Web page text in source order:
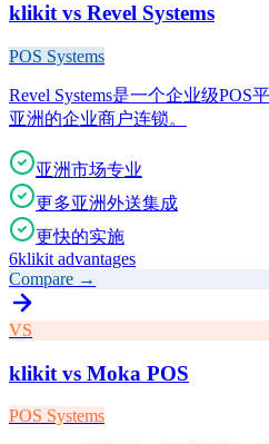
klikit vs Revel Systems
POS Systems
Revel Systems是一个企业级POS
亚洲的企业商户连锁。
亚洲市场专业
更多亚洲外送集成
更快的实施
6klikit advantages
Compare →
VS
klikit vs Moka POS
POS Systems